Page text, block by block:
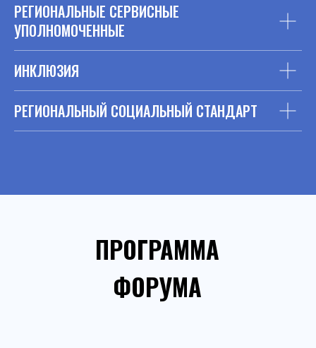
РЕГИОНАЛЬНЫЕ СЕРВИСНЫЕ
УПОЛНОМОЧЕННЫЕ
ИНКЛЮЗИЯ
РЕГИОНАЛЬНЫЙ СОЦИАЛЬНЫЙ СТАНДАРТ
ПРОГРАММА
ФОРУМА